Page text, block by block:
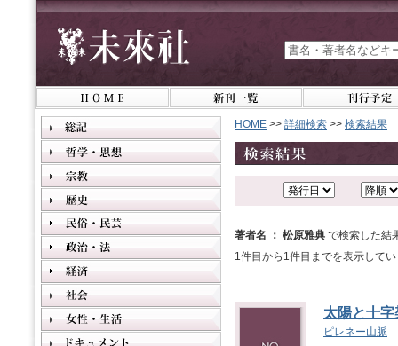
HOME >> 詳細検索 >> 検索結果
著者名 ： 松原雅典 で検索した結
1件目から1件目までを表示して
太陽と十字
ピレネー山脈